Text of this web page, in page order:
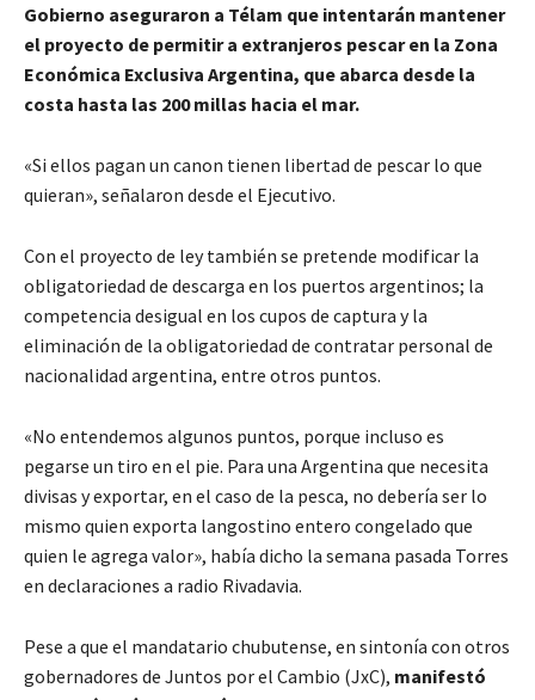
Gobierno aseguraron a Télam que intentarán mantener
el proyecto de permitir a extranjeros pescar en la Zona
Económica Exclusiva Argentina, que abarca desde la
costa hasta las 200 millas hacia el mar.
«Si ellos pagan un canon tienen libertad de pescar lo que
quieran», señalaron desde el Ejecutivo.
Con el proyecto de ley también se pretende modificar la
obligatoriedad de descarga en los puertos argentinos; la
competencia desigual en los cupos de captura y la
eliminación de la obligatoriedad de contratar personal de
nacionalidad argentina, entre otros puntos.
«No entendemos algunos puntos, porque incluso es
pegarse un tiro en el pie. Para una Argentina que necesita
divisas y exportar, en el caso de la pesca, no debería ser lo
mismo quien exporta langostino entero congelado que
quien le agrega valor», había dicho la semana pasada Torres
en declaraciones a radio Rivadavia.
Pese a que el mandatario chubutense, en sintonía con otros
gobernadores de Juntos por el Cambio (JxC), manifestó